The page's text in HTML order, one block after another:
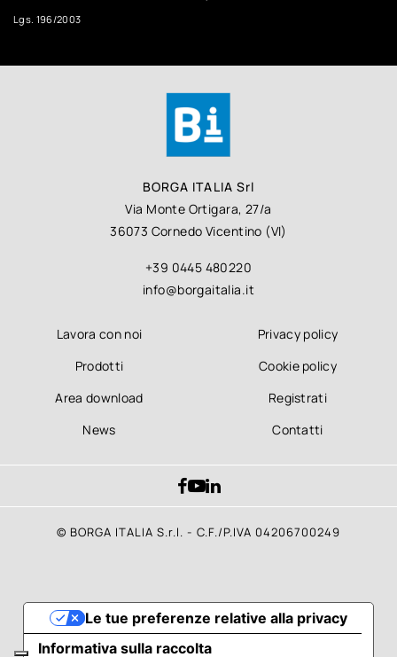
Lgs. 196/2003
BORGA ITALIA Srl
Via Monte Ortigara, 27/a
36073 Cornedo Vicentino (VI)
+39 0445 480220
info@borgaitalia.it
Lavora con noi
Prodotti
Area download
News
Privacy policy
Cookie policy
Registrati
Contatti
© BORGA ITALIA S.r.l. - C.F./P.IVA 04206700249
Informativa sulla raccolta
Le tue preferenze relative alla privacy